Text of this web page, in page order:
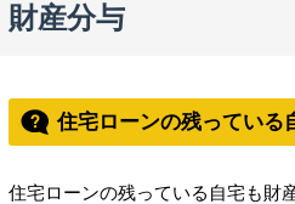
財産分与
住宅ローンの残っている
住宅ローンの残っている自宅も財